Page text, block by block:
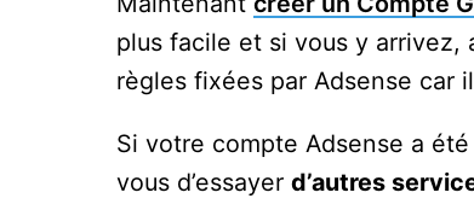
plus facile et si vous y
règles fixées par Adsense car
Si votre compte Adsense a
vous d’essayer d’autres